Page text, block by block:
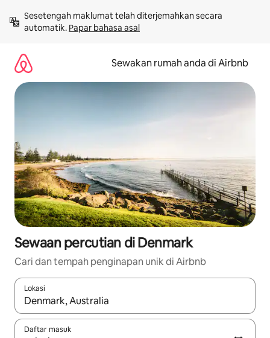
kandungan
Sesetengah maklumat telah diterjemahkan secara
automatik. Papar bahasa asal
Sewakan rumah anda di Airbnb
Sewaan percutian di Denmark
Cari dan tempah penginapan unik di Airbnb
Lokasi
Apabila hasil tersedia, navigasi dengan kekunci anak panah
Daftar masuk